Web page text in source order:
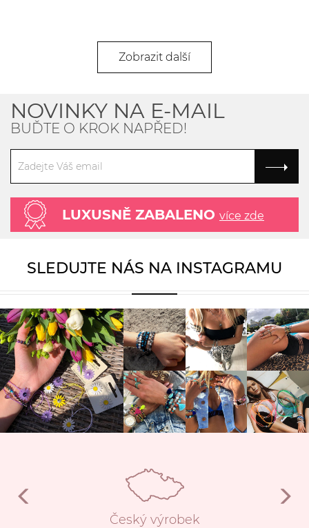
Zobrazit další
NOVINKY NA E-MAIL
BUĎTE O KROK NAPŘED!
LUXUSNĚ ZABALENO více zde
SLEDUJTE NÁS NA INSTAGRAMU
Český výrobek